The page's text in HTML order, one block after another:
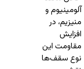
آلومینیوم و
منیزیم، در
افزایش
مقاومت این
نوع سقف‌ها